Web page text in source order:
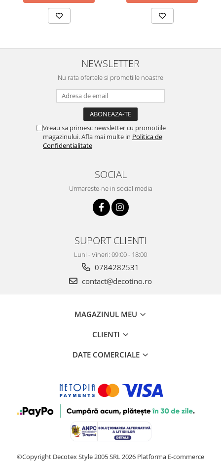
NEWSLETTER
Nu rata ofertele si promotiile noastre
Vreau sa primesc newsletter cu promotiile
magazinului. Afla mai multe in Politica de
Confidentialitate
SOCIAL
Urmareste-ne in social media
SUPORT CLIENTI
Luni - Vineri: 09:00 - 18:00
0784282531
contact@decotino.ro
MAGAZINUL MEU
CLIENTI
DATE COMERCIALE
©Copyright Decotex Style 2005 SRL 2026 Platforma E-commerce